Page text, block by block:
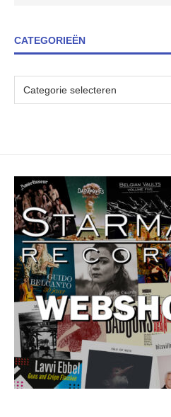
CATEGORIEËN